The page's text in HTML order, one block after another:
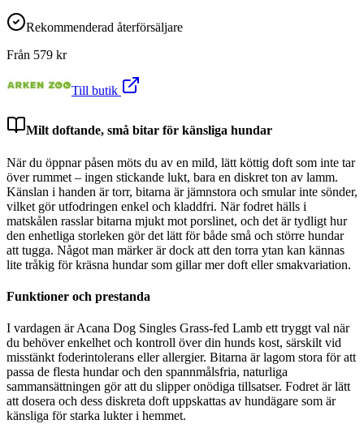
Rekommenderad återförsäljare
Från 579 kr
Till butik
Milt doftande, små bitar för känsliga hundar
När du öppnar påsen möts du av en mild, lätt köttig doft som inte tar
över rummet – ingen stickande lukt, bara en diskret ton av lamm.
Känslan i handen är torr, bitarna är jämnstora och smular inte sönder,
vilket gör utfodringen enkel och kladdfri. När fodret hälls i
matskålen rasslar bitarna mjukt mot porslinet, och det är tydligt hur
den enhetliga storleken gör det lätt för både små och större hundar
att tugga. Något man märker är dock att den torra ytan kan kännas
lite tråkig för kräsna hundar som gillar mer doft eller smakvariation.
Funktioner och prestanda
I vardagen är Acana Dog Singles Grass-fed Lamb ett tryggt val när
du behöver enkelhet och kontroll över din hunds kost, särskilt vid
misstänkt foderintolerans eller allergier. Bitarna är lagom stora för att
passa de flesta hundar och den spannmålsfria, naturliga
sammansättningen gör att du slipper onödiga tillsatser. Fodret är lätt
att dosera och dess diskreta doft uppskattas av hundägare som är
känsliga för starka lukter i hemmet.